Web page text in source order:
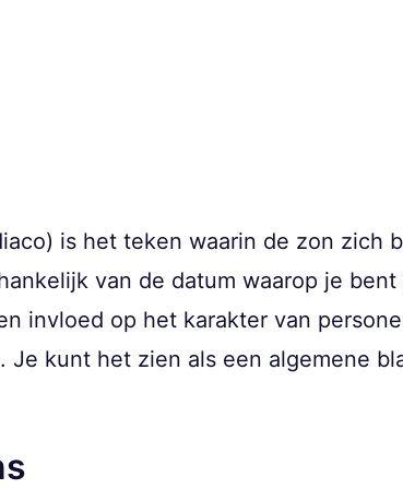
is het teken waarin de zon zich
van de datum waarop je
invloed op het karakter van
kunt het zien als een algemene